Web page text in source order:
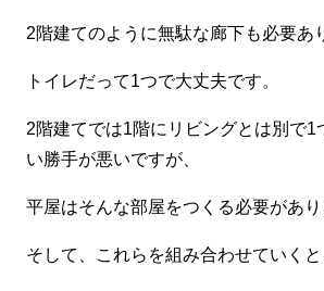
2階建てのように無駄な廊下も必要あ
トイレだって1つで大丈夫です。
2階建てでは1階にリビングとは別で1
い勝手が悪いですが、
平屋はそんな部屋をつくる必要があり
そして、これらを組み合わせていくと